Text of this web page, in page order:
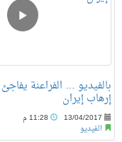
بالفيديو … الفراعنة
إرهاب إيران
13/04/2017
الفيديو